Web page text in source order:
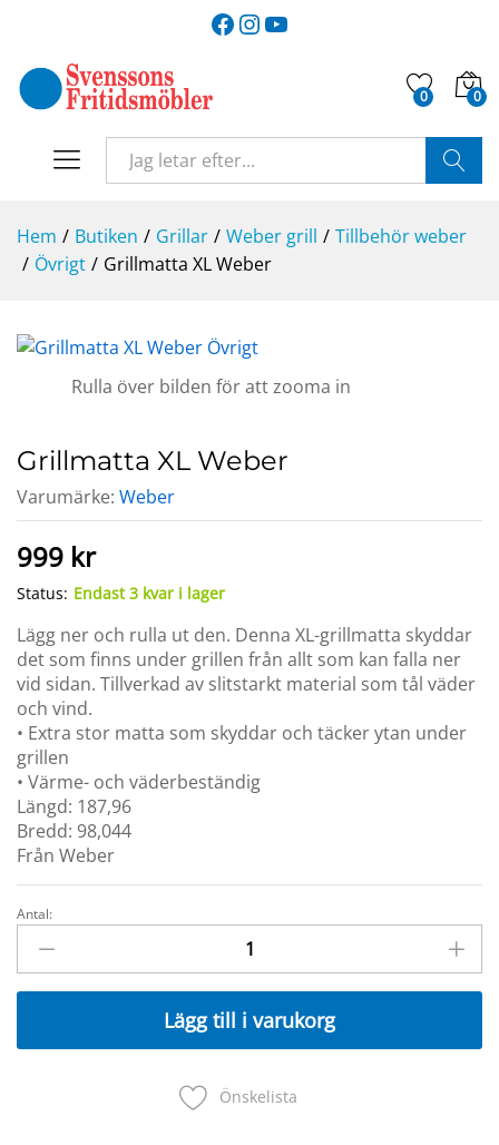
Facebook
Instagram
YouTube
0 0
Hem / Butiken / Grillar / Weber grill / Tillbehör weber
/ Övrigt / Grillmatta XL Weber
Rulla över bilden för att zooma in
Grillmatta XL Weber
Varumärke: Weber
999 kr
Status: Endast 3 kvar i lager
Lägg ner och rulla ut den. Denna XL-grillmatta skyddar
det som finns under grillen från allt som kan falla ner
vid sidan. Tillverkad av slitstarkt material som tål väder
och vind.
• Extra stor matta som skyddar och täcker ytan under
grillen
• Värme- och väderbeständig
Längd: 187,96
Bredd: 98,044
Från Weber
Grillmatta
Weber
Antal:
Lägg till i varukorg
Önskelista